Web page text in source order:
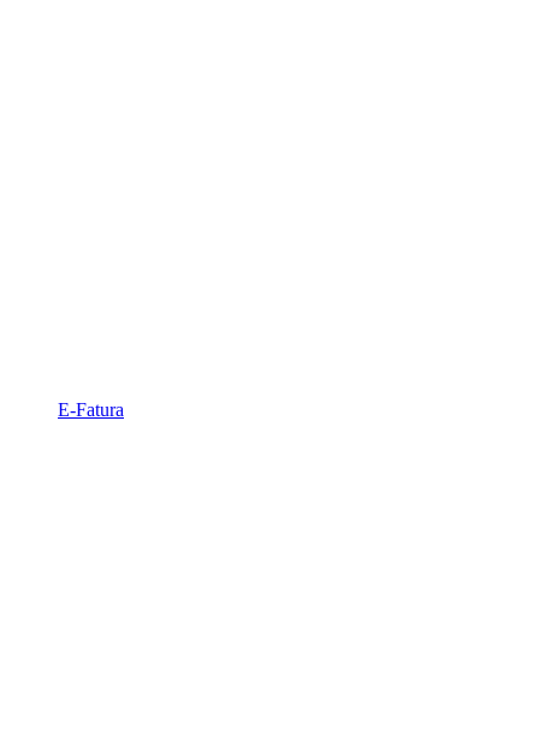
E-Fatura